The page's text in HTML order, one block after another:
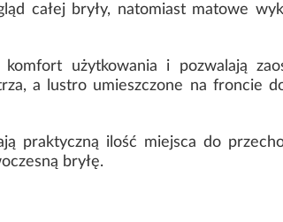
całej bryły, natomiast matowe
użytkowania i pozwalają
a lustro umieszczone na froncie
praktyczną ilość miejsca do
bryłę.